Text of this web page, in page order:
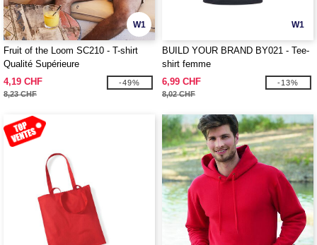
W1
Fruit of the Loom SC210 - T-shirt
Qualité Supérieure
4,19 CHF
8,23 CHF
-49%
W1
BUILD YOUR BRAND BY021 - Tee-
shirt femme
6,99 CHF
8,02 CHF
-13%